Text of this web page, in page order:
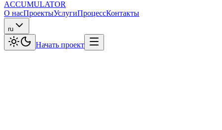
ACCUMULATOR
О насПроектыУслугиПроцессКонтакты
ru
Начать проект